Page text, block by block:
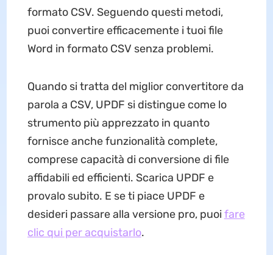
formato CSV. Seguendo questi metodi,
puoi convertire efficacemente i tuoi file
Word in formato CSV senza problemi.
Quando si tratta del miglior convertitore da
parola a CSV, UPDF si distingue come lo
strumento più apprezzato in quanto
fornisce anche funzionalità complete,
comprese capacità di conversione di file
affidabili ed efficienti. Scarica UPDF e
provalo subito. E se ti piace UPDF e
desideri passare alla versione pro, puoifare
clic qui per acquistarlo.